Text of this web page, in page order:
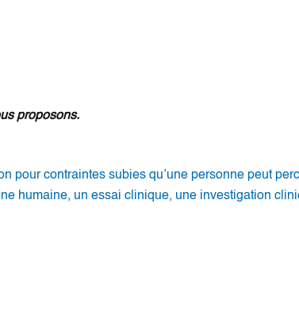
proposons.
pour contraintes subies qu’une personne peut
humaine, un essai clinique, une investigation